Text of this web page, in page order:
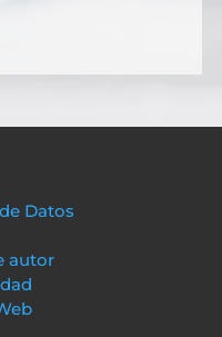
Datos
autor